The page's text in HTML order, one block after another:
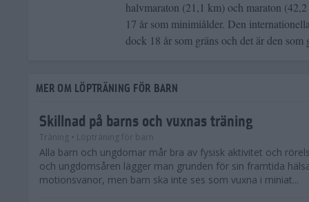
halvmaraton (21,1 km) och maraton
17 år som minimiålder. Den
dock 18 år som gräns och det är den
MER OM LÖPTRÄNING FÖR BARN
Skillnad på barns och vuxnas träning
Träning • Löpträning för barn
Alla barn och ungdomar mår bra av fysisk aktivitet och
och ungdomsåren lägger man grunden för sin framtida
motionsvanor, men barn ska inte ses som vuxna i miniat...